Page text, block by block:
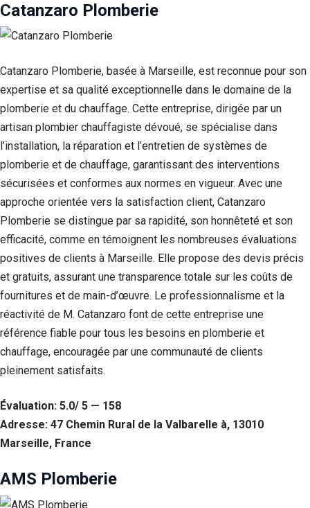
Catanzaro Plomberie
Catanzaro Plomberie, basée à Marseille, est reconnue pour son
expertise et sa qualité exceptionnelle dans le domaine de la
plomberie et du chauffage. Cette entreprise, dirigée par un
artisan plombier chauffagiste dévoué, se spécialise dans
l’installation, la réparation et l’entretien de systèmes de
plomberie et de chauffage, garantissant des interventions
sécurisées et conformes aux normes en vigueur. Avec une
approche orientée vers la satisfaction client, Catanzaro
Plomberie se distingue par sa rapidité, son honnêteté et son
efficacité, comme en témoignent les nombreuses évaluations
positives de clients à Marseille. Elle propose des devis précis
et gratuits, assurant une transparence totale sur les coûts de
fournitures et de main-d’œuvre. Le professionnalisme et la
réactivité de M. Catanzaro font de cette entreprise une
référence fiable pour tous les besoins en plomberie et
chauffage, encouragée par une communauté de clients
pleinement satisfaits.
Évaluation: 5.0/ 5 — 158
Adresse: 47 Chemin Rural de la Valbarelle à, 13010
Marseille, France
AMS Plomberie